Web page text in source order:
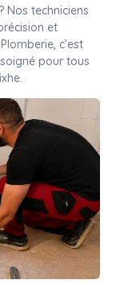
Nos techniciens
et
c’est
pour tous